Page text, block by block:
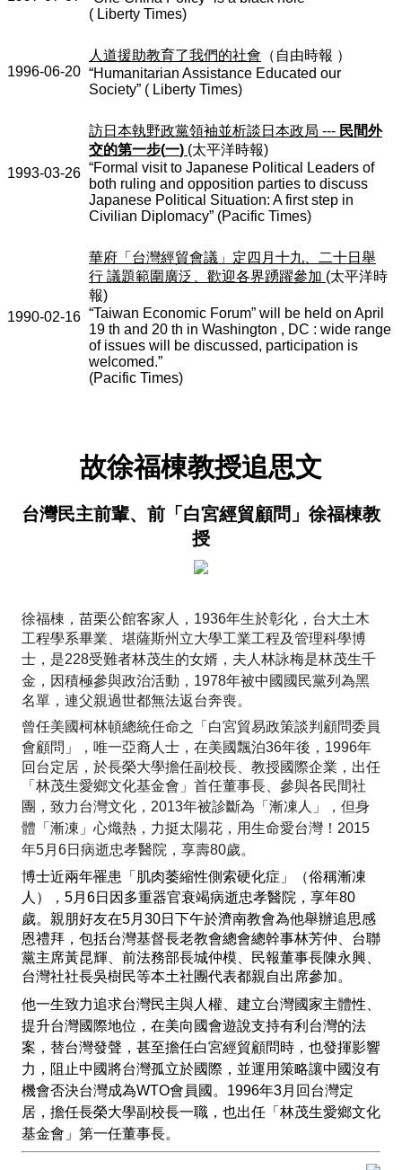
( Liberty Times)
1996-06-20
人道援助教育了我們的社會 （自由時報 ）
“Humanitarian Assistance Educated our
Society” ( Liberty Times)
1993-03-26
訪日本執野政黨領袖並析談日本政局 --- 民間外
交的第一步(一) (太平洋時報)
“Formal visit to Japanese Political Leaders of
both ruling and opposition parties to discuss
Japanese Political Situation: A first step in
Civilian Diplomacy” (Pacific Times)
1990-02-16
華府「台灣經貿會議」定四月十九、二十日舉
行 議題範圍廣泛、歡迎各界踴躍參加 (太平洋時
報)
“Taiwan Economic Forum” will be held on April
19 th and 20 th in Washington , DC : wide range
of issues will be discussed, participation is
welcomed.”
(Pacific Times)
故徐福棟教授追思文
台灣民主前輩、前「白宮經貿顧問」徐福棟教
授
徐福棟，苗栗公館客家人， 1936年生於彰化，台大土木
工程學系畢業、堪薩斯州立大學工業工程及管理科學博
士，是228受難者林茂生的女婿，夫人林詠梅是林茂生千
金，因積極參與政治活動， 1978年被中國國民黨列為黑
名單，連父親過世都無法返台奔喪。
曾任美國柯林頓總統任命之「白宮貿易政策談判顧問委員
會顧問」，唯一亞裔人士，在美國飄泊36年後， 1996年
回台定居，於長榮大學擔任副校長、教授國際企業，出任
「林茂生愛鄉文化基金會」首任董事長、參與各民間社
團，致力台灣文化， 2013年被診斷為「漸凍人」，但身
體「漸凍」心熾熱，力挺太陽花，用生命愛台灣！ 2015
年5月 6日病逝忠孝醫院，享壽80歲。
博士近兩年罹患「肌肉萎縮性側索硬化症」（俗稱漸凍
人）， 5月 6日 因多重器官衰竭病逝忠孝醫院，享年80
歲。親朋好友在5月 30日下午於濟南教會為他舉辦追思感
恩禮拜，包括台灣基督長老教會總會總幹事林芳仲、台聯
黨主席黃昆輝、前法務部長城仲模、民報董事長陳永興、
台灣社社長吳樹民等本土社團代表都親自出席參加。
他一生致力追求台灣民主與人權、建立台灣國家主體性、
提升台灣國際地位，在美向國會遊說支持有利台灣的法
案，替台灣發聲，甚至擔任白宮經貿顧問時，也發揮影響
力，阻止中國將台灣孤立於國際，並運用策略讓中國沒有
機會否決台灣成為WTO會員國。 1996年3月回台灣定
居，擔任長榮大學副校長一職，也出任「林茂生愛鄉文化
基金會」第一任董事長。